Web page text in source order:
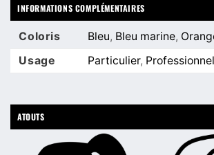
INFORMATIONS COMPLÉMENTAIRES
Coloris Bleu, Bleu marine,
Usage
Particulier, Professionnel
ATOUTS